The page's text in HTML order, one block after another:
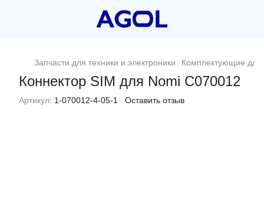
Запчасти для техники и электроники Комплектующие для
Коннектор SIM для Nomi C070012
Артикул: 1-070012-4-05-1 Оставить отзыв